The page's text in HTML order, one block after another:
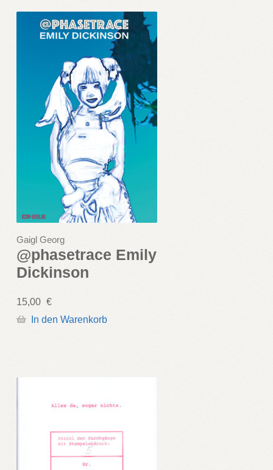
Gaigl Georg
@phasetrace Emily
Dickinson
15,00 €
In den Warenkorb